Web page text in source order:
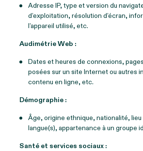
Adresse IP, type et version du
d’exploitation, résolution d’écran,
l’appareil utilisé, etc.
Audimétrie Web :
Dates et heures de connexions,
posées sur un site Internet ou autres
contenu en ligne, etc.
Démographie :
Âge, origine ethnique, nationalité,
langue(s), appartenance à un groupe
Santé et services sociaux :